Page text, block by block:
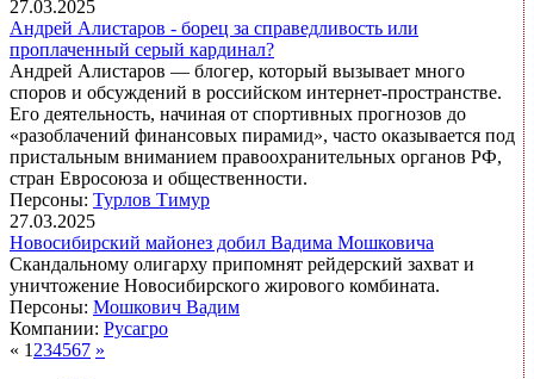
27.03.2025
Андрей Алистаров - борец за справедливость или
проплаченный серый кардинал?
Андрей Алистаров — блогер, который вызывает много
споров и обсуждений в российском интернет-пространстве.
Его деятельность, начиная от спортивных прогнозов до
«разоблачений финансовых пирамид», часто оказывается под
пристальным вниманием правоохранительных органов РФ,
стран Евросоюза и общественности.
Персоны: Турлов Тимур
27.03.2025
Новосибирский майонез добил Вадима Мошковича
Скандальному олигарху припомнят рейдерский захват и
уничтожение Новосибирского жирового комбината.
Персоны: Мошкович Вадим
Компании: Русагро
« 1 234567 »